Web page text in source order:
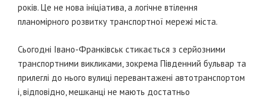
років. Це не нова ініціатива, а логічне втілення
планомірного розвитку транспортної мережі міста.
Сьогодні Івано-Франківськ стикається з серйозними
транспортними викликами, зокрема Південний бульвар та
прилеглі до нього вулиці перевантажені автотранспортом
і, відповідно, мешканці не мають достатньо